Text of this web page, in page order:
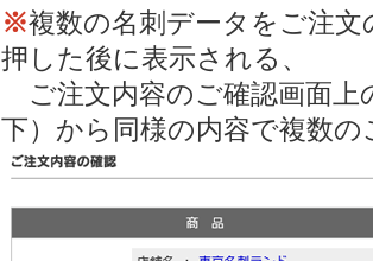
※複数の名刺データをご注
押した後に表示される、
ご注文内容のご確認画面上
下）から同様の内容で複数